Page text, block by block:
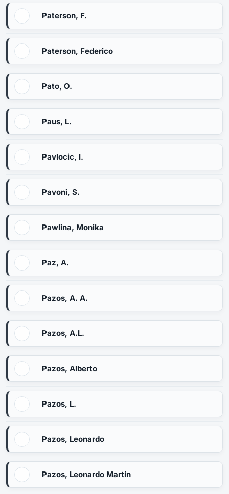
Paterson, F.
Paterson, Federico
Pato, O.
Paus, L.
Pavlocic, I.
Pavoni, S.
Pawlina, Monika
Paz, A.
Pazos, A. A.
Pazos, A.L.
Pazos, Alberto
Pazos, L.
Pazos, Leonardo
Pazos, Leonardo Martín